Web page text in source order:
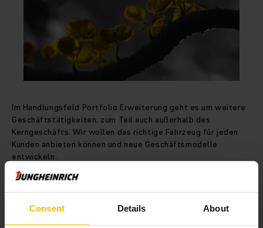
Consent Details About
Im Handlungsfeld Portfolio Erweiterung geht es um weitere
Geschäftstätigkeiten, zum Teil auch außerhalb des
Kerngeschäfts. Wir wollen das richtige Fahrzeug für jeden
Kunden anbieten können und neue Geschäftsmodelle
entwickeln.
Dafür haben wir eine neue Farbe in unser bestehendes
Spektrum aufgenommen. Neben klassischen gelben
Jungheinrich Staplern bieten wir seit vergangenem Jahr auch